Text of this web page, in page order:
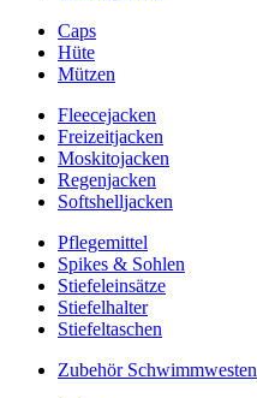
Caps
Hüte
Mützen
Fleecejacken
Freizeitjacken
Moskitojacken
Regenjacken
Softshelljacken
Pflegemittel
Spikes & Sohlen
Stiefeleinsätze
Stiefelhalter
Stiefeltaschen
Zubehör Schwimmwesten